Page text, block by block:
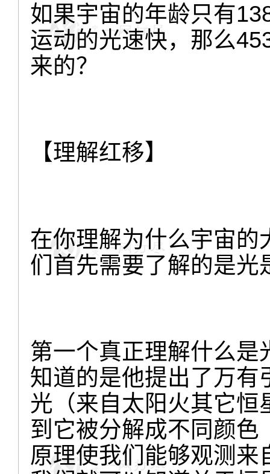
如果宇宙的年龄只有
运动的光速快，那么
来的？
【理解红移】
在你理解为什么宇宙的
们首先需要了解的是光
第一个真正理解什么
知道的是他提出了万有
光（来自太阳火其它
到它被分解成不同颜
原理使我们能够观测